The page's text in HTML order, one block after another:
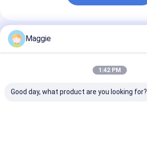
Geadviseerde Producten
Maggie
1:42 PM
Good day, what product are you looking for?